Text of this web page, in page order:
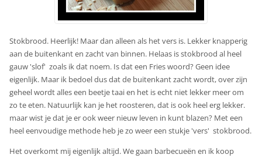
Stokbrood. Heerlijk! Maar dan alleen als het vers is. Lekker knapperig
aan de buitenkant en zacht van binnen. Helaas is stokbrood al heel
gauw 'slof' zoals ik dat noem. Is dat een Fries woord? Geen idee
eigenlijk. Maar ik bedoel dus dat de buitenkant zacht wordt, over zijn
geheel wordt alles een beetje taai en het is echt niet lekker meer om
zo te eten. Natuurlijk kan je het roosteren, dat is ook heel erg lekker.
maar wist je dat je er ook weer nieuw leven in kunt blazen? Met een
heel eenvoudige methode heb je zo weer een stukje 'vers' stokbrood.
Het overkomt mij eigenlijk altijd. We gaan barbecueën en ik koop